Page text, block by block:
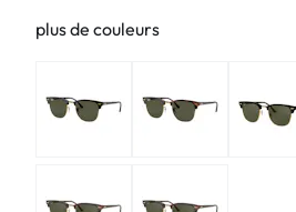
plus de couleurs